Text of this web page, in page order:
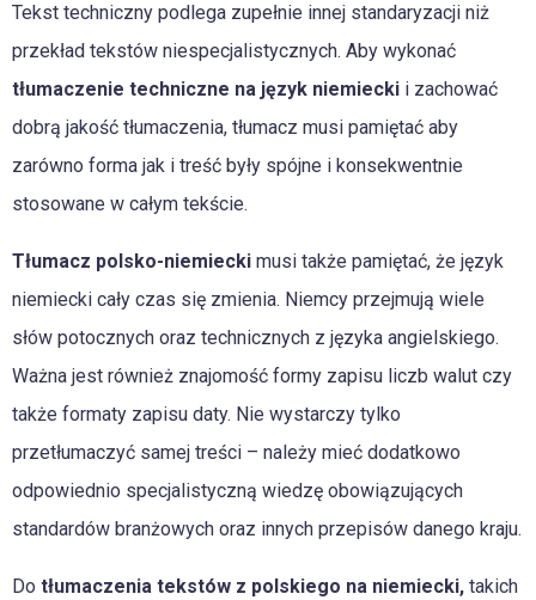
Tekst techniczny podlega zupełnie innej standaryzacji niż
przekład tekstów niespecjalistycznych. Aby wykonać
tłumaczenie techniczne na język niemiecki i zachować
dobrą jakość tłumaczenia, tłumacz musi pamiętać aby
zarówno forma jak i treść były spójne i konsekwentnie
stosowane w całym tekście.
Tłumacz polsko-niemiecki musi także pamiętać, że język
niemiecki cały czas się zmienia. Niemcy przejmują wiele
słów potocznych oraz technicznych z języka angielskiego.
Ważna jest również znajomość formy zapisu liczb walut czy
także formaty zapisu daty. Nie wystarczy tylko
przetłumaczyć samej treści – należy mieć dodatkowo
odpowiednio specjalistyczną wiedzę obowiązujących
standardów branżowych oraz innych przepisów danego kraju.
Do tłumaczenia tekstów z polskiego na niemiecki, takich